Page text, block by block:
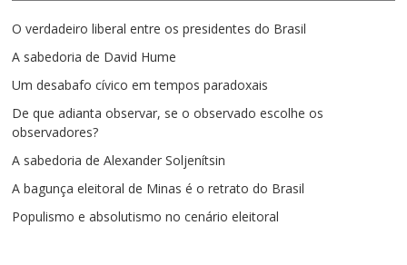
O verdadeiro liberal entre os presidentes do Brasil
A sabedoria de David Hume
Um desabafo cívico em tempos paradoxais
De que adianta observar, se o observado escolhe os
observadores?
A sabedoria de Alexander Soljenítsin
A bagunça eleitoral de Minas é o retrato do Brasil
Populismo e absolutismo no cenário eleitoral